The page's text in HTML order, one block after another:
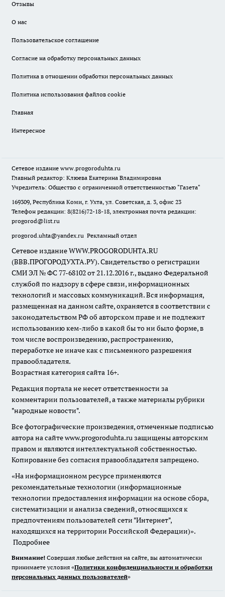
Отзывы
О нас
Пользовательское соглашение
Согласие на обработку персональных данных
Политика в отношении обработки персональных данных
Политика использования файлов cookie
Главная
Интересное
Сетевое издание www.progoroduhta.ru
Главный редактор: Клюева Екатерина Владимировна
Учредитель: Общество с ограниченной ответственностью "Газета"
169309, Республика Коми, г. Ухта, ул. Советская, д. 3, офис 23
Телефон редакции: 8(8216)72-18-18, электронная почта редакции:
progorod@list.ru
progorod.uhta@yandex.ru Рекламный отдел
Сетевое издание WWW.PROGORODUHTA.RU
(ВВВ.ПРОГОРОДУХТА.РУ). Свидетельство о регистрации
СМИ ЭЛ № ФС 77-68102 от 21.12.2016 г., выдано Федеральной
службой по надзору в сфере связи, информационных
технологий и массовых коммуникаций. Вся информация,
размещенная на данном сайте, охраняется в соответствии с
законодательством РФ об авторском праве и не подлежит
использованию кем-либо в какой бы то ни было форме, в
том числе воспроизведению, распространению,
переработке не иначе как с письменного разрешения
правообладателя.
Возрастная категория сайта 16+.
Редакция портала не несет ответственности за
комментарии пользователей, а также материалы рубрики
"народные новости".
Все фотографические произведения, отмеченные подписью
автора на сайте www.progoroduhta.ru защищены авторским
правом и являются интеллектуальной собственностью.
Копирование без согласия правообладателя запрещено.
«На информационном ресурсе применяются
рекомендательные технологии (информационные
технологии предоставления информации на основе сбора,
систематизации и анализа сведений, относящихся к
предпочтениям пользователей сети "Интернет",
находящихся на территории Российской Федерации)».
Подробнее
Внимание! Совершая любые действия на сайте, вы автоматически
принимаете условия «Политики конфиденциальности и обработки
персональных данных пользователей»